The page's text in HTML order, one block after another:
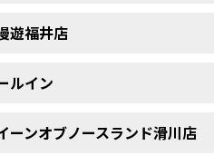
遊福井店
ルイン
ーンオブノースランド滑川店